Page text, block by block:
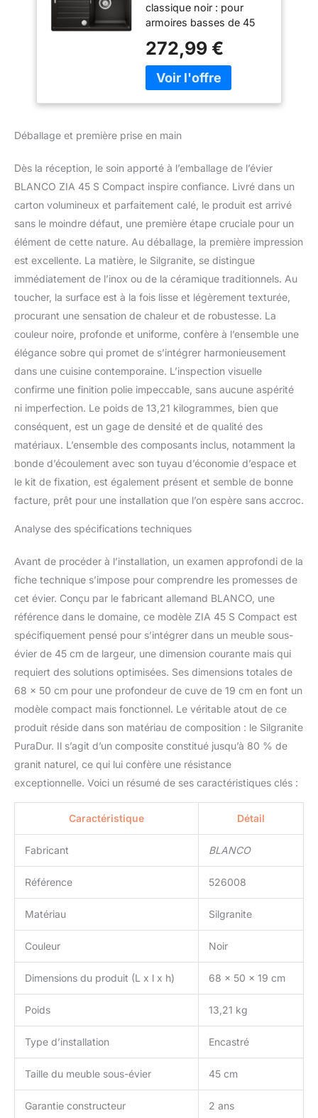
classique noir : pour
armoires basses de 45
égouttoir raccourci –
disponible dans d'autres
couleurs Silgranit et
compacte : le bac
beaucoup d'espace pour
les grands pots, tandis
que l'égouttoir raccourci
travail Évier en granit en
SILGRANIT : le matériau
composite breveté
composé jusqu'à 80 %
de quartz est une pierre
artificielle de haute
qualité – facile
d'entretien, résistant aux
rayures, résistant et
résistant à la chaleur
Instructions de montage
: le bac est réversible et
peut être orienté à
gauche et à droite de
l'égouttoir – avec trous
pré-percés pour le
passage de la
robinetterie Contenu de
la livraison : bonde avec
d'espace – bonde à
commande
d'écoulement
confortable avec
commande rotative
pratique
272,99 €
Déballage et première prise en main
Dès la réception, le soin apporté à l’emballage de l’évier
BLANCO ZIA 45 S Compact inspire confiance. Livré dans un
carton volumineux et parfaitement calé, le produit est arrivé
sans le moindre défaut, une première étape cruciale pour un
élément de cette nature. Au déballage, la première impression
est excellente. La matière, le Silgranite, se distingue
immédiatement de l’inox ou de la céramique traditionnels. Au
toucher, la surface est à la fois lisse et légèrement texturée,
procurant une sensation de chaleur et de robustesse. La
couleur noire, profonde et uniforme, confère à l’ensemble une
élégance sobre qui promet de s’intégrer harmonieusement
dans une cuisine contemporaine. L’inspection visuelle
confirme une finition polie impeccable, sans aucune aspérité
ni imperfection. Le poids de 13,21 kilogrammes, bien que
conséquent, est un gage de densité et de qualité des
matériaux. L’ensemble des composants inclus, notamment la
bonde d’écoulement avec son tuyau d’économie d’espace et
le kit de fixation, est également présent et semble de bonne
facture, prêt pour une installation que l’on espère sans accroc.
Analyse des spécifications techniques
Avant de procéder à l’installation, un examen approfondi de la
fiche technique s’impose pour comprendre les promesses de
cet évier. Conçu par le fabricant allemand BLANCO, une
référence dans le domaine, ce modèle ZIA 45 S Compact est
spécifiquement pensé pour s’intégrer dans un meuble sous-
évier de 45 cm de largeur, une dimension courante mais qui
requiert des solutions optimisées. Ses dimensions totales de
68 x 50 cm pour une profondeur de cuve de 19 cm en font un
modèle compact mais fonctionnel. Le véritable atout de ce
produit réside dans son matériau de composition : le Silgranite
PuraDur. Il s’agit d’un composite constitué jusqu’à 80 % de
granit naturel, ce qui lui confère une résistance
exceptionnelle. Voici un résumé de ses caractéristiques clés :
Caractéristique Détail
Fabricant BLANCO
Référence 526008
Matériau Silgranite
Couleur Noir
Dimensions du produit (L x l x h) 68 x 50 x 19 cm
Poids 13,21 kg
Type d’installation Encastré
Taille du meuble sous-évier 45 cm
Garantie constructeur 2 ans